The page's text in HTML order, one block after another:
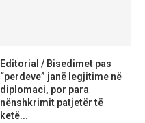
Editorial / Bisedimet pas
“perdeve” janë legjitime në
diplomaci, por para
nënshkrimit patjetër të
ketë...